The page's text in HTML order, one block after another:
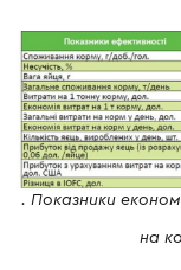
. Показники
на